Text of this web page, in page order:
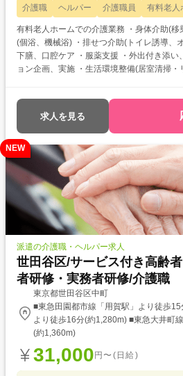
介護職
ヘルパー 介護職員 有料老人
有料老人ホームでの介護業務 ・身体介助(移乗介助、食事介助) ・入浴介助
(個浴、機械浴) ・排せつ介助(トイレ誘導、
下膳、口腔ケア ・服薬支援 ・外出付き添い
ョン企画、実施 ・生活環境整備(居室清掃・リ
経験の施設で働きたい) ・対人スキルアッ
場でコミュニケーション力を磨きたい)
求人を見る
NEW
派遣の介護職・ヘルパー求人
世田谷区/サービス付き高齢
者研修・実務者研修/介護職
東京都世田谷区中町
■東急田園都市線「用賀駅」より徒歩15
より徒歩16分(約1,280m) ■東急大井町
(約1,360m)
31,000 円〜(日給)